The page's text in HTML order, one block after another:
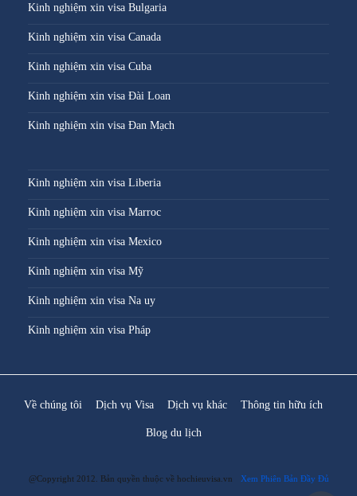
Kinh nghiệm xin visa Bulgaria
Kinh nghiệm xin visa Canada
Kinh nghiệm xin visa Cuba
Kinh nghiệm xin visa Đài Loan
Kinh nghiệm xin visa Đan Mạch
Kinh nghiệm xin visa Liberia
Kinh nghiệm xin visa Marroc
Kinh nghiệm xin visa Mexico
Kinh nghiệm xin visa Mỹ
Kinh nghiệm xin visa Na uy
Kinh nghiệm xin visa Pháp
Về chúng tôi Dịch vụ Visa Dịch vụ khác Thông tin hữu ích
Blog du lịch
@Copyright 2012. Bản quyền thuộc về hochieuvisa.vn Xem Phiên Bản Đầy Đủ